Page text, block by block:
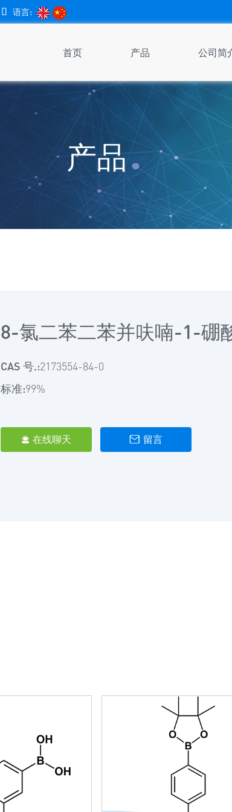
 语言:
首页 产品 公司简
产品
8-氯二苯二苯并呋喃-1-硼
CAS 号.:2173554-84-0
标准:99%
 在线聊天  留言